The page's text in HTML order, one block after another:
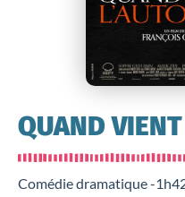
QUAND
Comédie dramatique -